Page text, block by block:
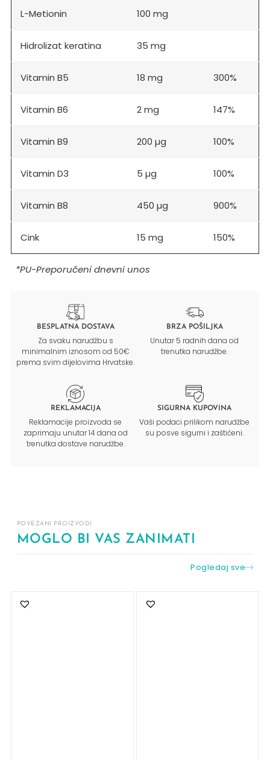
L-Metionin 100 mg
Hidrolizat keratina 35 mg
Vitamin B5 18 mg 300%
Vitamin B6 2 mg 147%
Vitamin B9 200 µg 100%
Vitamin D3 5 µg 100%
Vitamin B8 450 µg 900%
Cink 15 mg 150%
*PU-Preporučeni dnevni unos
BESPLATNA DOSTAVA
Za svaku narudžbu s
minimalnim iznosom od 50€
prema svim dijelovima Hrvatske.
BRZA POŠILJKA
Unutar 5 radnih dana od
trenutka narudžbe.
REKLAMACIJA
Reklamacije proizvoda se
zaprimaju unutar 14 dana od
trenutka dostave narudžbe.
SIGURNA KUPOVINA
Vaši podaci prilikom narudžbe
su posve sigurni i zaštićeni.
POVEZANI PROIZVODI
MOGLO BI VAS ZANIMATI
Pogledaj sve